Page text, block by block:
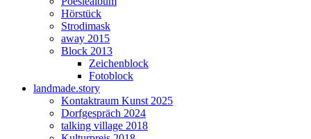
Hörstück
Strodimask
away 2015
Block 2013
Zeichenblock
Fotoblock
landmade.story
Kontaktraum Kunst 2025
Dorfgespräch 2024
talking village 2018